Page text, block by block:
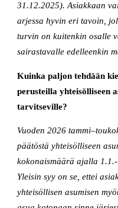
31.12.2025). Asiakkaan
arjessa hyvin eri tavoin,
turvin on kuitenkin osalle
sairastavalle edelleenkin
Kuinka paljon tehdään
perusteilla yhteisölliseen
tarvitseville?
Vuoden 2026
päätöstä yhteisölliseen
kokonaismäärä ajalla
Yleisin syy on se, ettei
yhteisöllisen asumisen